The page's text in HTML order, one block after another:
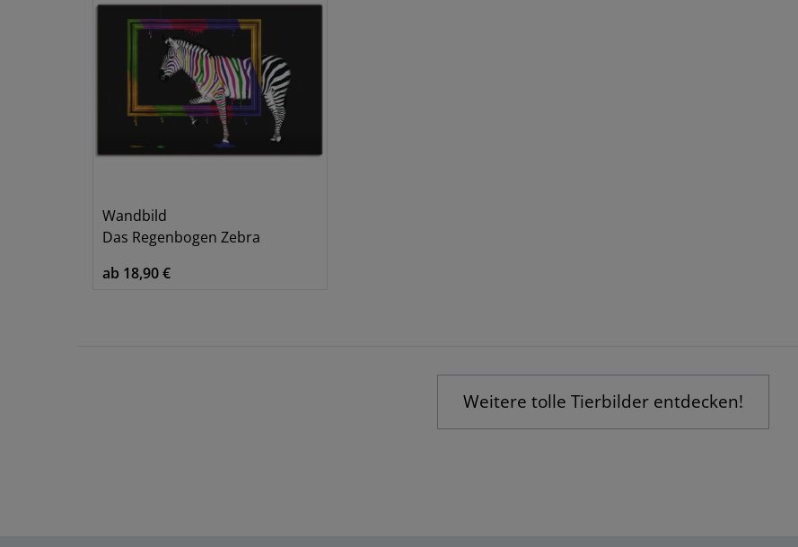
Wandbild
Das Regenbogen Zebra
ab 18,90 €
Weitere tolle Tierbilder entdecken!